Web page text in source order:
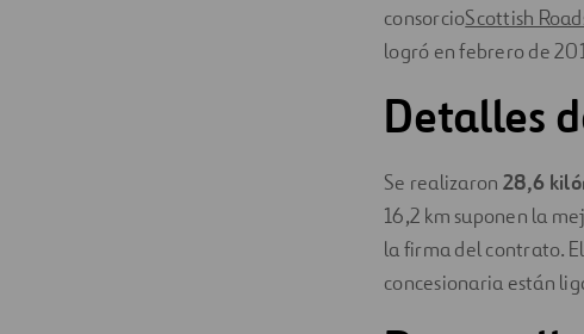
consorcioScottish
logró en febrero de
Detalles
Se realizaron 28,6
16,2 km suponen la
la firma del contrato.
concesionaria están